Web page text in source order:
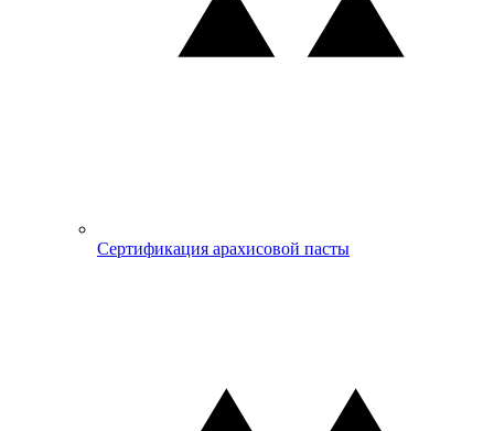
Сертификация арахисовой пасты